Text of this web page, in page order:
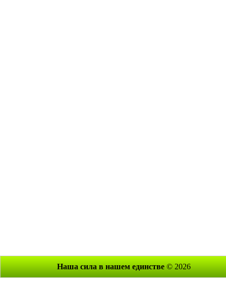
Наша сила в нашем единстве © 2026